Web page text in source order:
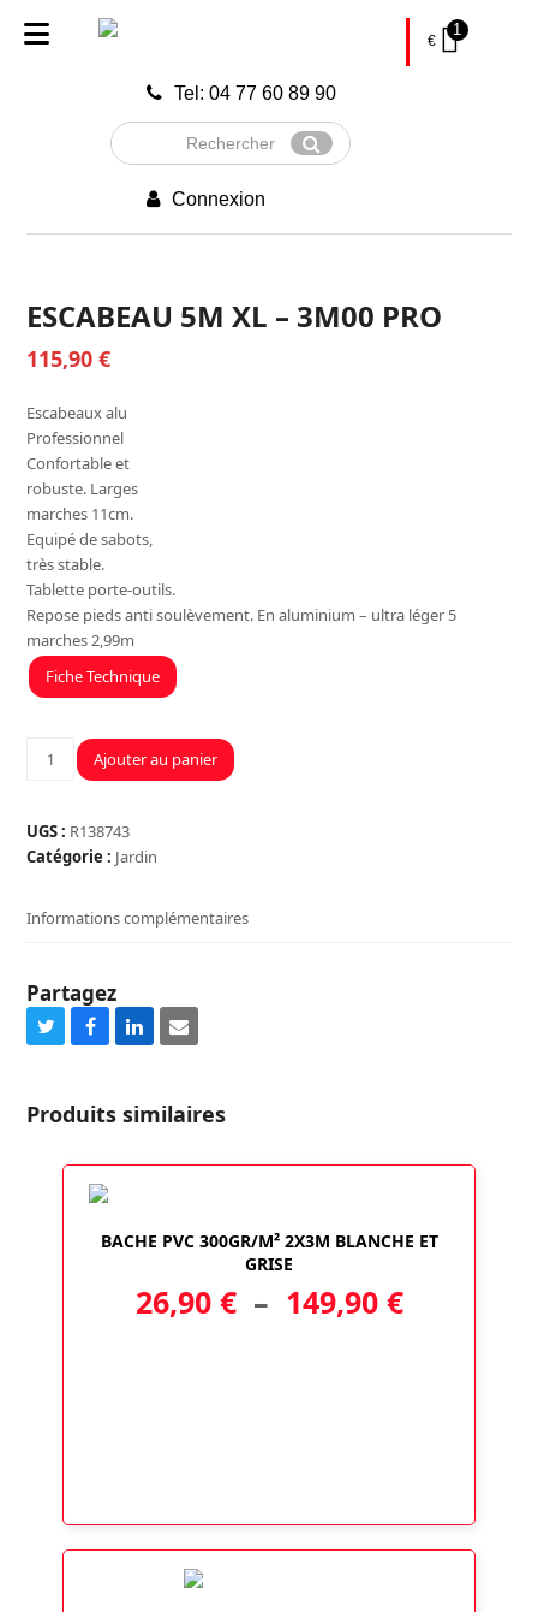
Tel: 04 77 60 89 90
Rechercher
Envoyer
Connexion
€
1
ESCABEAU 5M XL – 3M00 PRO
115,90€
Escabeaux alu
Professionnel
Confortable et
robuste. Larges
marches 11cm.
Equipé de sabots,
très stable.
Tablette porte-outils.
Repose pieds anti soulèvement. En aluminium – ultra léger 5
marches 2,99m
Fiche Technique
quantité
5M
XL
PRO
Ajouter au panier
UGS : R138743
Catégorie : Jardin
Informations complémentaires
Partagez
Share
Twitter
Share
Facebook
Share
LinkedIn
Share
Email
Produits similaires
BACHE PVC 300GR/M² 2X3M BLANCHE ET
GRISE
26,90 € – 149,90 €Plage
149,90 €